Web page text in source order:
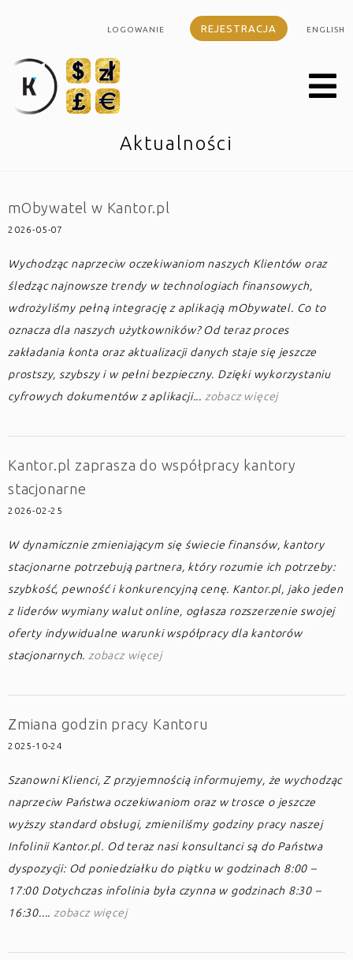
LOGOWANIE REJESTRACJA ENGLISH
Aktualności
mObywatel w Kantor.pl
2026-05-07
Wychodząc naprzeciw oczekiwaniom naszych Klientów oraz
śledząc najnowsze trendy w technologiach finansowych,
wdrożyliśmy pełną integrację z aplikacją mObywatel. Co to
oznacza dla naszych użytkowników? Od teraz proces
zakładania konta oraz aktualizacji danych staje się jeszcze
prostszy, szybszy i w pełni bezpieczny. Dzięki wykorzystaniu
cyfrowych dokumentów z aplikacji... zobacz więcej
Kantor.pl zaprasza do współpracy kantory
stacjonarne
2026-02-25
W dynamicznie zmieniającym się świecie finansów, kantory
stacjonarne potrzebują partnera, który rozumie ich potrzeby:
szybkość, pewność i konkurencyjną cenę. Kantor.pl, jako jeden
z liderów wymiany walut online, ogłasza rozszerzenie swojej
oferty indywidualne warunki współpracy dla kantorów
stacjonarnych. zobacz więcej
Zmiana godzin pracy Kantoru
2025-10-24
Szanowni Klienci, Z przyjemnością informujemy, że wychodząc
naprzeciw Państwa oczekiwaniom oraz w trosce o jeszcze
wyższy standard obsługi, zmieniliśmy godziny pracy naszej
Infolinii Kantor.pl. Od teraz nasi konsultanci są do Państwa
dyspozycji: Od poniedziałku do piątku w godzinach 8:00 –
17:00 Dotychczas infolinia była czynna w godzinach 8:30 –
16:30.... zobacz więcej